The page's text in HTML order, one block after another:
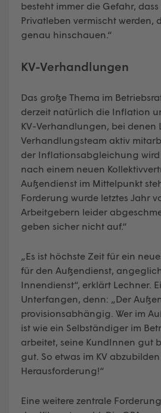
besteht immer die Gefahr,
Privatleben vermischt werden,
genau hinschauen.“
KV-Verhandlungen
Das große Thema im
derzeit natürlich die Inflation
KV-Verhandlungen, bei denen
Verhandlungsteam aktiv
der Inflationsabgleichung
nach einem neuen
Außendienst im Mittelpunkt
Forderung wurde letztes Jahr
Arbeitgebern leider
geben sicher nicht auf.“
„Es ist höchste Zeit für ein
für den Außendienst,
Innendienst“, erklärt Lechner.
Unterfangen, denn: „Der
provisionsabhängig. Wer im
ist wie ein Selbständiger im
arbeitet, seine KundInnen gut
gut. So etwas im KV
Herausforderung!“
Eine weitere zentrale